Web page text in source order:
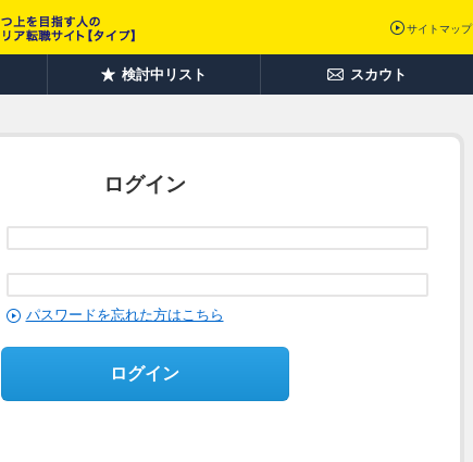
サイトマップ
検討中リスト スカウト
ログイン
パスワードを忘れた方はこちら
ログイン